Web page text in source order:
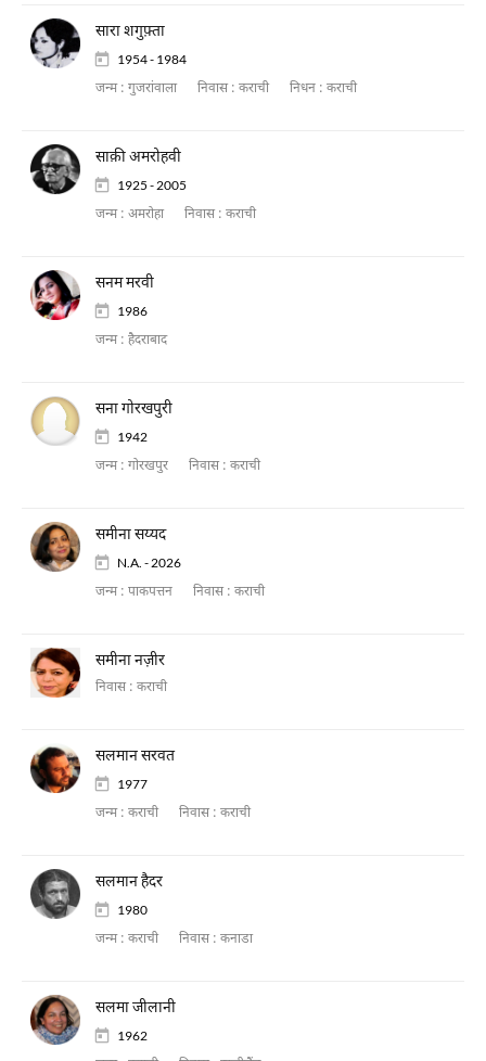
सारा शगुफ़्ता
1954 - 1984
जन्म : गुजरांवाला निवास : कराची निधन : कराची
साक़ी अमरोहवी
1925 - 2005
जन्म : अमरोहा निवास : कराची
सनम मरवी
1986
जन्म : हैदराबाद
सना गोरखपुरी
1942
जन्म : गोरखपुर निवास : कराची
समीना सय्यद
N.A. - 2026
जन्म : पाकपत्तन निवास : कराची
समीना नज़ीर
निवास : कराची
सलमान सरवत
1977
जन्म : कराची निवास : कराची
सलमान हैदर
1980
जन्म : कराची निवास : कनाडा
सलमा जीलानी
1962